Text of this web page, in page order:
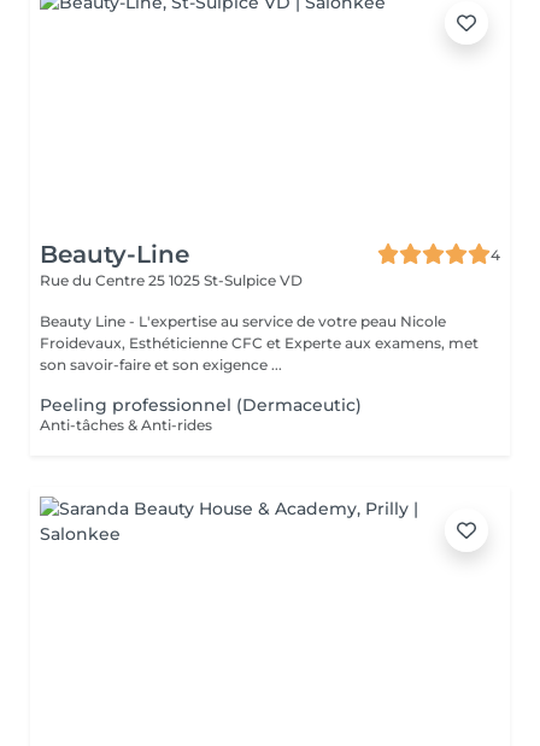
Beauty-Line
4
Rue du Centre 25 1025 St-Sulpice VD
Beauty Line - L'expertise au service de votre peau Nicole
Froidevaux, Esthéticienne CFC et Experte aux examens, met
son savoir-faire et son exigence ...
Peeling professionnel (Dermaceutic)
Anti-tâches & Anti-rides